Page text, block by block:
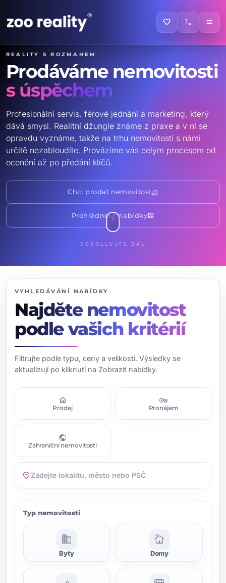
favorite call menu
Reality s rozmahem
Prodáváme nemovitosti
s úspěchem
Profesionální servis, férové jednání a marketing, který
dává smysl. Realitní džungle známe z praxe a v ní se
opravdu vyznáme, takže na trhu nemovitostí s námi
určitě nezabloudíte. Provázíme vás celým procesem od
ocenění až po předání klíčů.
Chci prodat nemovitostreal_estate_agent
Prohlédnout nabídkygrid_view
SCROLLUJTE DÁL
VYHLEDÁVÁNÍ NABÍDKY
Najděte nemovitost
podle vašich kritérií
Filtrujte podle typu, ceny a velikosti. Výsledky se
aktualizují po kliknutí na Zobrazit nabídky.
home
Prodej
vpn_key
Pronájem
public
Zahraniční nemovitosti
location_on
Typ nemovitosti
domain
Byty
cottage
Domy